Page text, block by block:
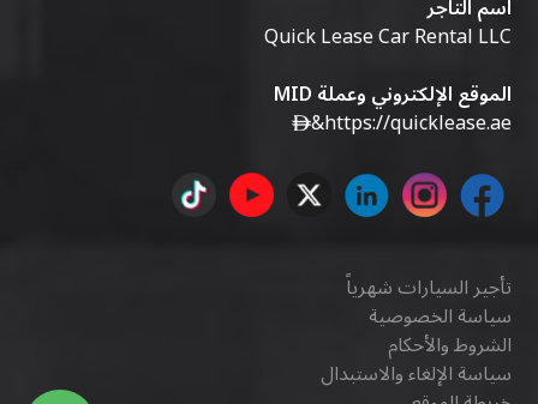
Quick Lease Car Rental LLC
الموقع الإلكتروني وعملة MID
https://quicklease.ae
&
تأجير السيارات شهرياً
سياسة الخصوصية
الشروط والأحكام
سياسة الإلغاء والاستبدال